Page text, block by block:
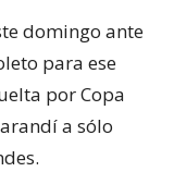
domingo ante
para ese
por Copa
a sólo